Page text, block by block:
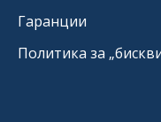
Гаранции
Политика за